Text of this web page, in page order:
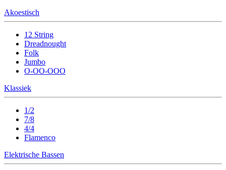
Akoestisch
12 String
Dreadnought
Folk
Jumbo
O-OO-OOO
Klassiek
1/2
7/8
4/4
Flamenco
Elektrische Bassen